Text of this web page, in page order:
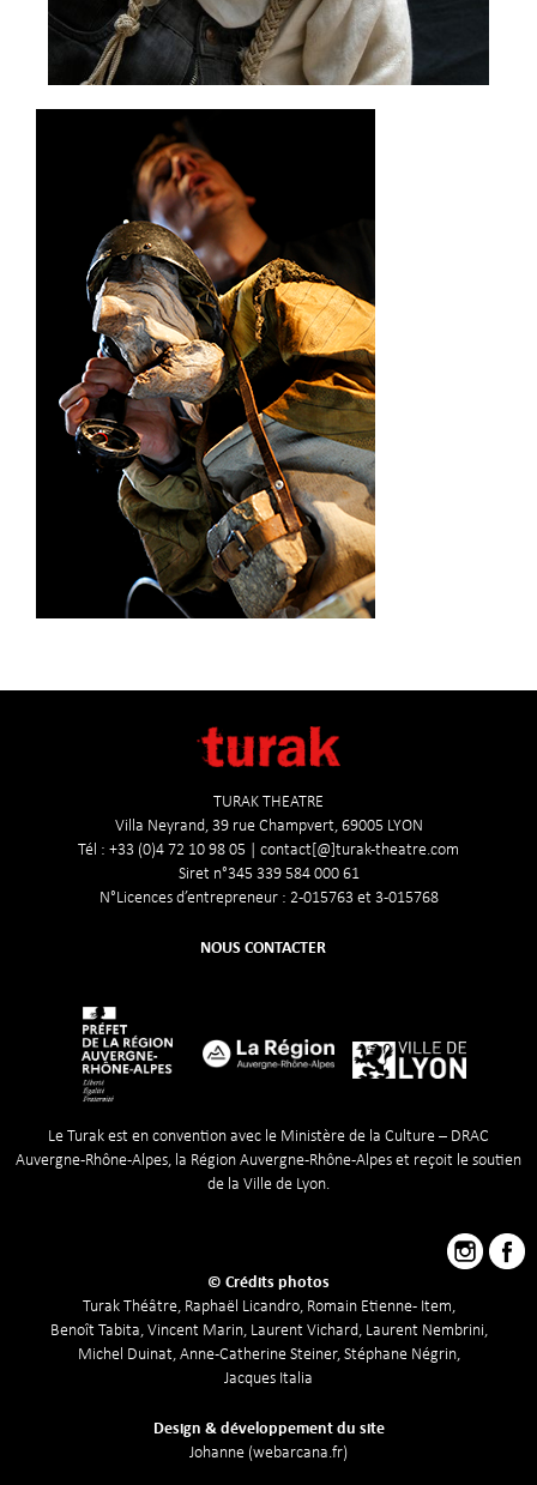
TURAK THEATRE
Villa Neyrand, 39 rue Champvert, 69005 LYON
Tél : +33 (0)4 72 10 98 05 | contact[@]turak-theatre.com
Siret n°345 339 584 000 61
N°Licences d’entrepreneur : 2-015763 et 3-015768
NOUS CONTACTER
Le Turak est en convention avec le Ministère de la Culture – DRAC
Auvergne-Rhône-Alpes, la Région Auvergne-Rhône-Alpes et reçoit le soutien
de la Ville de Lyon.
© Crédits photos
Turak Théâtre, Raphaël Licandro, Romain Etienne - Item,
Benoît Tabita, Vincent Marin, Laurent Vichard, Laurent Nembrini,
Michel Duinat, Anne-Catherine Steiner, Stéphane Négrin,
Jacques Italia
Design & développement du site
Johanne (webarcana.fr)